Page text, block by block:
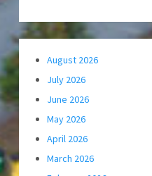
August 2026
July 2026
June 2026
May 2026
April 2026
March 2026